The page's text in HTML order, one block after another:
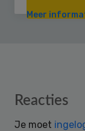
Meer
Reader
Reacties
Je moet